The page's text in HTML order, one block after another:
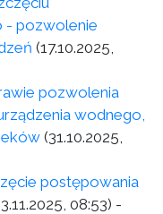
- pozwolenie
(17.10.2025,
pozwolenia
wodnego,
(31.10.2025,
postępowania
08:53) -